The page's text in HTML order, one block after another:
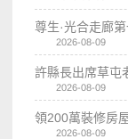
尊生·光合走廊
2026-08-09
許縣長出席草
2026-08-09
領200萬裝修房
2026-08-09